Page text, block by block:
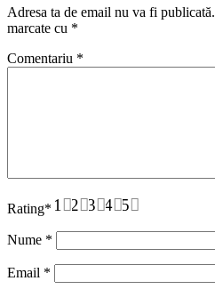
Adresa ta de email nu va fi publicată.
marcate cu *
Comentariu *
Rating* 5
4
3
2
1
Nume *
Email *